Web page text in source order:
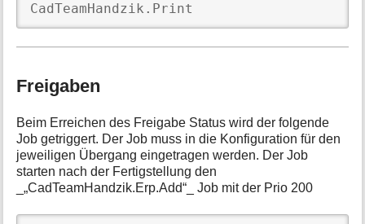
r
t
CadTeamHandzik.Print
Freigaben
Beim Erreichen des Freigabe Status wird der folgende
Job getriggert. Der Job muss in die Konfiguration für den
jeweiligen Übergang eingetragen werden. Der Job
starten nach der Fertigstellung den
_„CadTeamHandzik.Erp.Add“_ Job mit der Prio 200